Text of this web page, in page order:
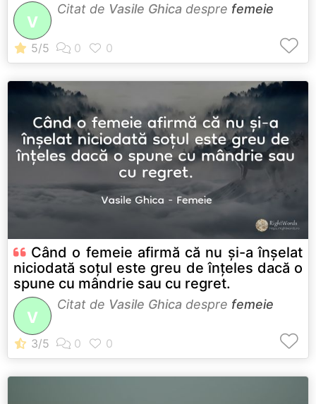
V
Citat de Vasile Ghica despre femeie
Când o femeie afirmă că nu și-a înșelat
niciodată soțul este greu de înțeles dacă o
spune cu mândrie sau cu regret.
V
Citat de Vasile Ghica despre femeie